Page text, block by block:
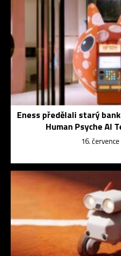
Eness předělali starý
Human Psyche AI
16.